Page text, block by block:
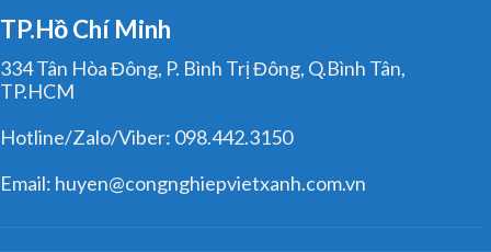
TP.Hồ Chí Minh
334 Tân Hòa Đông, P. Bình Trị Đông, Q.Bình Tân,
TP.HCM
Hotline/Zalo/Viber: 098.442.3150
Email: huyen@congnghiepvietxanh.com.vn